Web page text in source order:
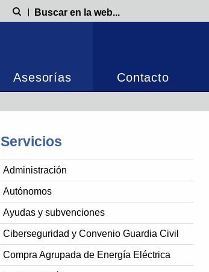
Búsqueda
Asesorías Contacto
Servicios
Administración
Autónomos
Ayudas y subvenciones
Ciberseguridad y Convenio Guardia Civil
Compra Agrupada de Energía Eléctrica